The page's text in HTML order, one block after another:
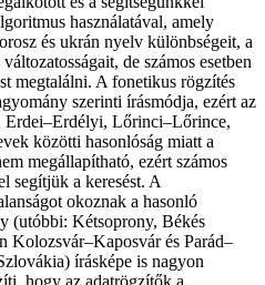
használatával, amely
és ukrán nyelv különbségeit, a
de számos esetben
megtalálni. A fonetikus rögzítés
szerinti írásmódja, ezért az
Erdei–Erdélyi, Lőrinci–Lőrince,
közötti hasonlóság miatt a
megállapítható, ezért számos
segítjük a keresést. A
okoznak a hasonló
(utóbbi: Kétsoprony, Békés
Kolozsvár–Kaposvár és Parád–
írásképe is nagyon
hogy az adatrögzítők a